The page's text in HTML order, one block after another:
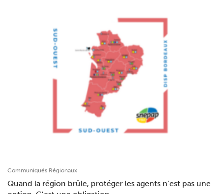
Communiqués Régionaux
Quand la région brûle, protéger les agents n’est pas une